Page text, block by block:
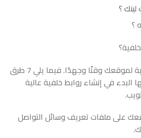
؟
؟
يستغرق بناء روابط خلفية لموقعك وقتًا وجهدًا. فيما يلي 7 طرق
في إنشاء روابط خلفية عالية
على ملفات تعريف وسائل التواصل